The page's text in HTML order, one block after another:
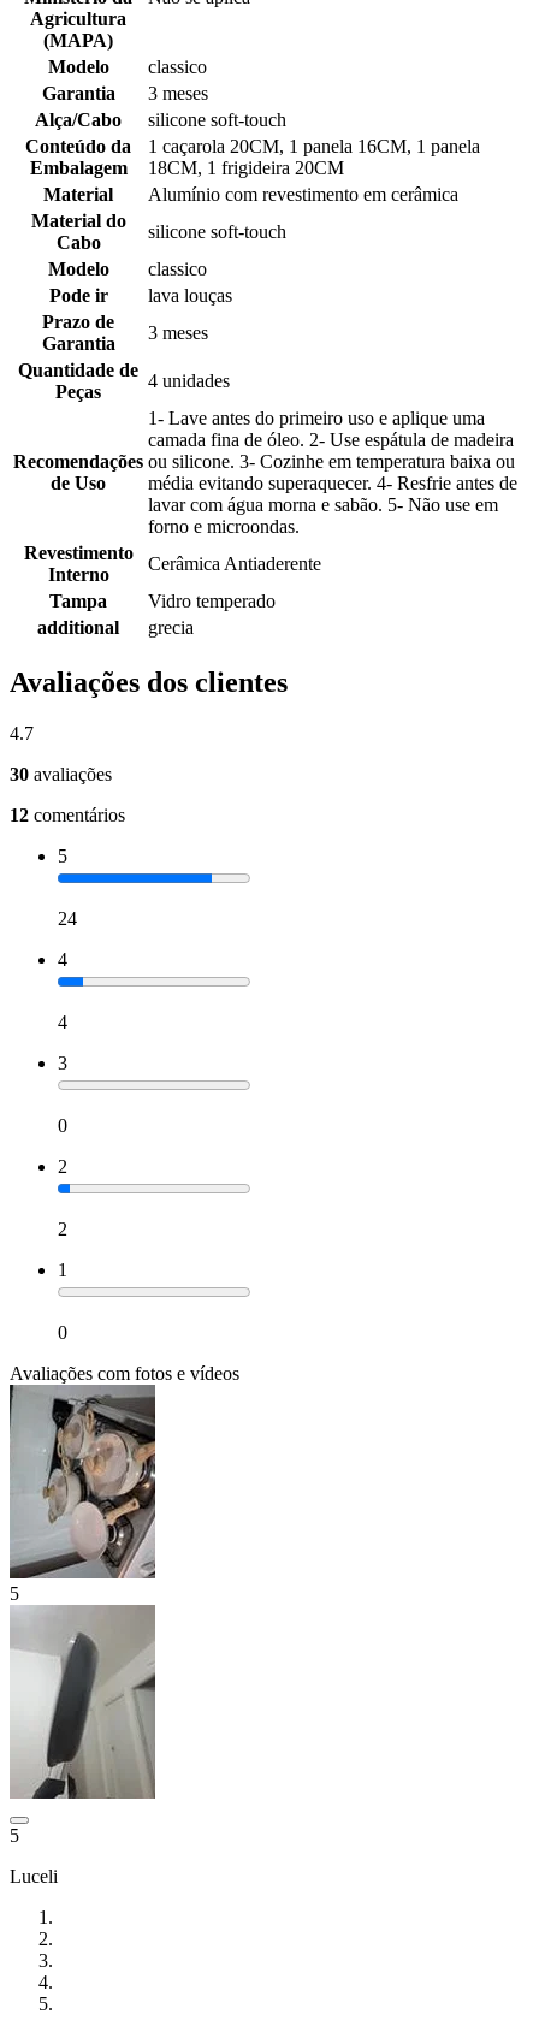
Agricultura
(MAPA)
Modelo
classico
Garantia
3 meses
Alça/Cabo
silicone soft-touch
Conteúdo da
Embalagem
1 caçarola 20CM, 1 panela 16CM, 1 panela
18CM, 1 frigideira 20CM
Material
Alumínio com revestimento em cerâmica
Material do
Cabo
silicone soft-touch
Modelo
classico
Pode ir
lava louças
Prazo de
Garantia
3 meses
Quantidade de
Peças
4 unidades
Recomendações
de Uso
1- Lave antes do primeiro uso e aplique uma
camada fina de óleo. 2- Use espátula de madeira
ou silicone. 3- Cozinhe em temperatura baixa ou
média evitando superaquecer. 4- Resfrie antes de
lavar com água morna e sabão. 5- Não use em
forno e microondas.
Revestimento
Interno
Cerâmica Antiaderente
Tampa
Vidro temperado
additional
grecia
Avaliações dos clientes
4.7
30 avaliações
12 comentários
5
24
4
4
3
0
2
2
1
0
Avaliações com fotos e vídeos
5
5
Luceli